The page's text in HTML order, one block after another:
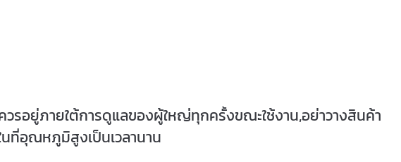
รอยู่ภายใต้การดูแลของผู้ใหญ่ทุกครั้งขณะใช้งาน,อย่าวางสินค้า
ที่อุณหภูมิสูงเป็นเวลานาน